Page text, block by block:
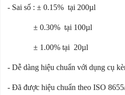
Bóng đèn soi màu TL-D 90 Graphica
TL-D 90 Graphica 18W/965 mô
sử dụng để So Màu, Kiểm Màu
Philips, xuất xứ Ba lan
- Sai số : ± 0.15% tại 200µl
± 0.30% tại 100µl
± 1.00% tại 20µl
- Dễ dàng hiệu chuẩn với dụng cụ
- Đã được hiệu chuẩn theo ISO